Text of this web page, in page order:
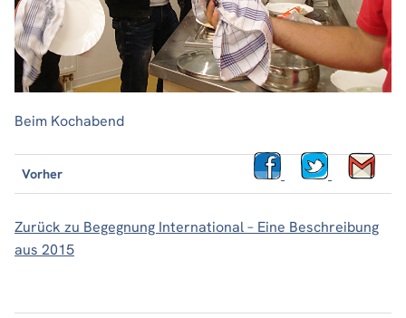
Beim Kochabend
Vorher
Zurück zu Begegnung International – Eine Beschreibung
aus 2015